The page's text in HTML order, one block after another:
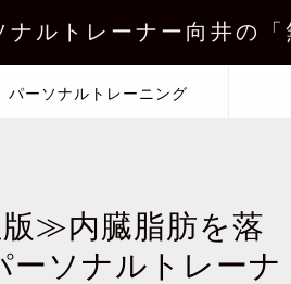
ナルトレーナー向井の「
パーソナルトレーニング
版≫内臓脂肪を落
ーソナルトレーナ